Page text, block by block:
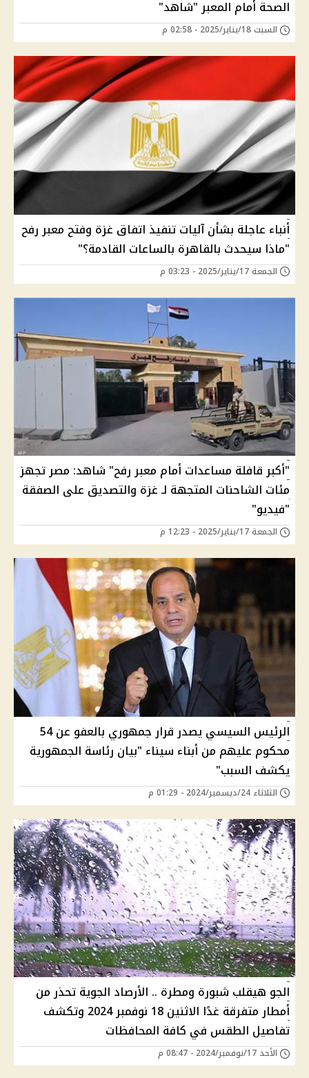
الصحة أمام المعبر "شاهد"
السبت 18/يناير/2025 - 02:58 م
أنباء عاجلة بشأن آليات تنفيذ اتفاق غزة وفتح معبر رفح
"ماذا سيحدث بالقاهرة بالساعات القادمة؟"
الجمعة 17/يناير/2025 - 03:23 م
"أكبر قافلة مساعدات أمام معبر رفح" شاهد: مصر تجهز
مئات الشاحنات المتجهة لـ غزة والتصديق على الصفقة
"فيديو"
الجمعة 17/يناير/2025 - 12:23 م
الرئيس السيسي يصدر قرار جمهوري بالعفو عن 54
محكوم عليهم من أبناء سيناء "بيان رئاسة الجمهورية
يكشف السبب"
الثلاثاء 24/ديسمبر/2024 - 01:29 م
الجو هيقلب شبورة ومطرة .. الأرصاد الجوية تحذر من
أمطار متفرقة غدًا الاثنين 18 نوفمبر 2024 وتكشف
تفاصيل الطقس في كافة المحافظات
الأحد 17/نوفمبر/2024 - 08:47 م